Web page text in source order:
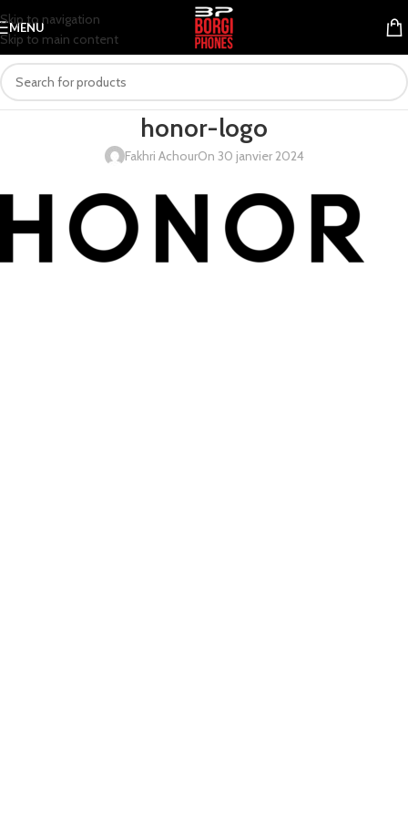
Skip to navigation
Skip to main content
MENU
honor-logo
Fakhri AchourOn 30 janvier 2024